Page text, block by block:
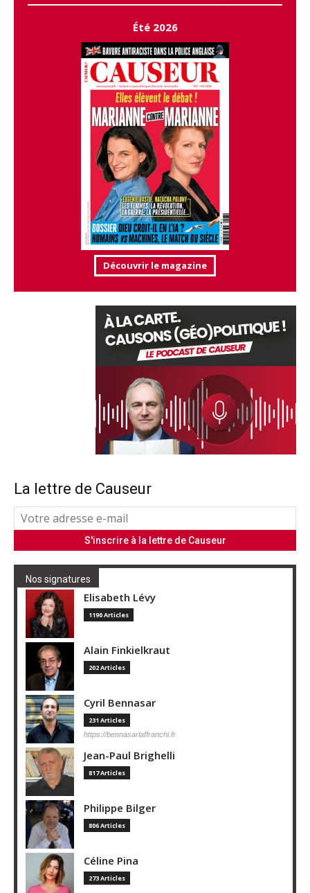
Été 2026
Découvrir le magazine
La lettre de Causeur
Nos signatures
Elisabeth Lévy
1190 Articles
Alain Finkielkraut
202 Articles
Cyril Bennasar
231 Articles
https://bennasarlaffranchi.fr
Jean-Paul Brighelli
817 Articles
Philippe Bilger
806 Articles
Céline Pina
273 Articles